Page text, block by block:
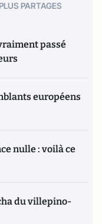
PARTAGES
passé
européens
nulle : voilà ce
du villepino-